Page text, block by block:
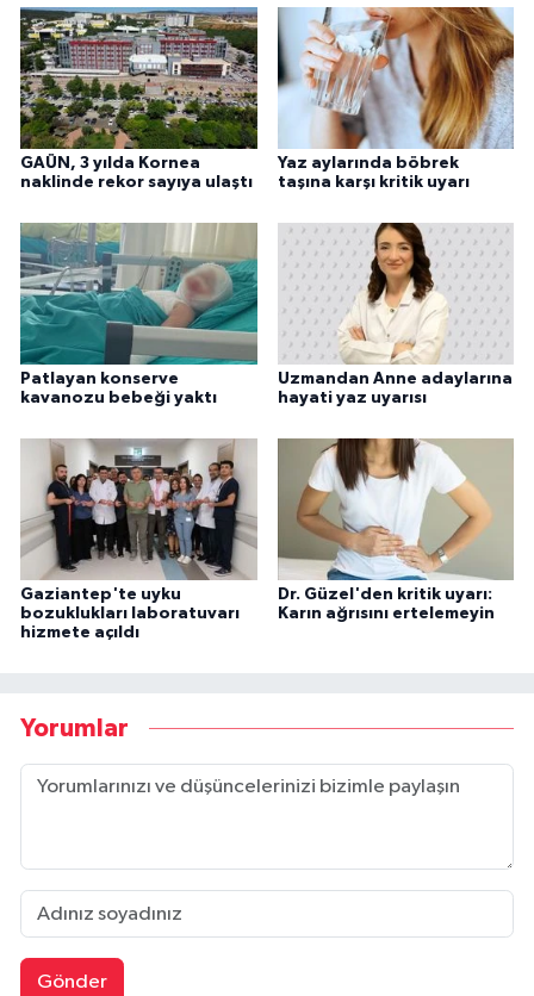
GAÜN, 3 yılda Kornea
naklinde rekor sayıya ulaştı
Yaz aylarında böbrek
taşına karşı kritik uyarı
Patlayan konserve
kavanozu bebeği yaktı
Uzmandan Anne adaylarına
hayati yaz uyarısı
Gaziantep'te uyku
bozuklukları laboratuvarı
hizmete açıldı
Dr. Güzel'den kritik uyarı:
Karın ağrısını ertelemeyin
Yorumlar
Gönder